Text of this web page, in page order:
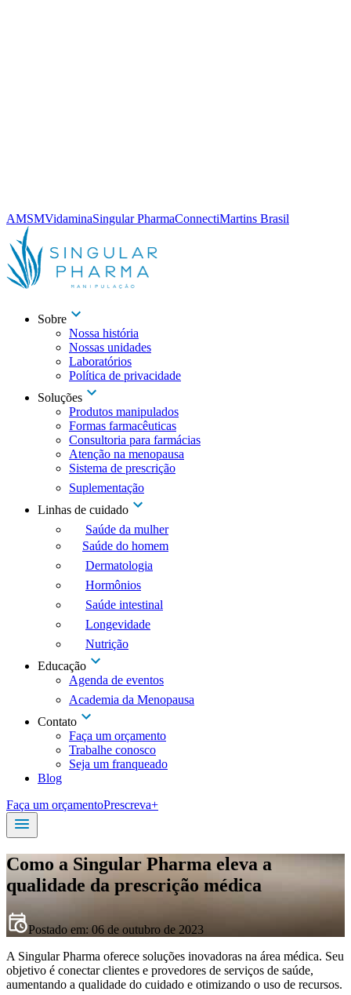
AMSMVidaminaSingular PharmaConnectiMartins Brasil
Sobre
Nossa história
Nossas unidades
Laboratórios
Política de privacidade
Soluções
Produtos manipulados
Formas farmacêuticas
Consultoria para farmácias
Atenção na menopausa
Sistema de prescrição
Suplementação
Linhas de cuidado
Saúde da mulher
Saúde do homem
Dermatologia
Hormônios
Saúde intestinal
Longevidade
Nutrição
Educação
Agenda de eventos
Academia da Menopausa
Contato
Faça um orçamento
Trabalhe conosco
Seja um franqueado
Blog
Faça um orçamentoPrescreva+
Como a Singular Pharma eleva a
qualidade da prescrição médica
Postado em: 06 de outubro de 2023
A Singular Pharma oferece soluções inovadoras na área médica. Seu
objetivo é conectar clientes e provedores de serviços de saúde,
aumentando a qualidade do cuidado e otimizando o uso de recursos.